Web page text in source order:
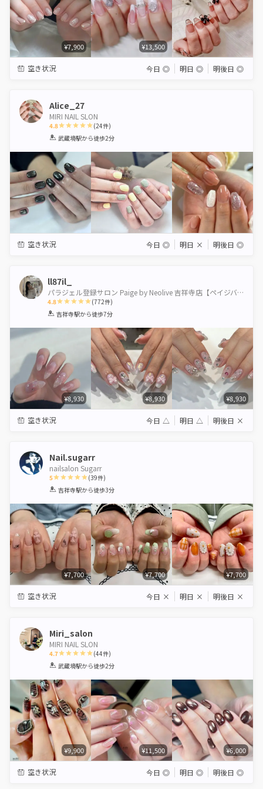
¥7,900 ¥13,500
空き状況 今日 ◎ 明日 ◎ 明後日 ◎
Alice_27
MIRI NAIL SLON
4.8
1 2 3 4 5
(24件)
武蔵境駅から徒歩2分
空き状況 今日 ◎ 明日 × 明後日 ◎
ll87il_
パラジェル登録サロン Paige by Neolive 吉祥寺店【ペイジバイネオリーブ】
4.8
1 2 3 4 5
(772件)
吉祥寺駅から徒歩7分
¥8,930 ¥8,930 ¥8,930
空き状況 今日 △ 明日 △ 明後日 ×
Nail.sugarr
nailsalon Sugarr
5
1 2 3 4 5
(39件)
吉祥寺駅から徒歩3分
¥7,700 ¥7,700 ¥7,700
空き状況 今日 × 明日 × 明後日 ×
Miri_salon
MIRI NAIL SLON
4.7
1 2 3 4 5
(44件)
武蔵境駅から徒歩2分
¥9,900 ¥11,500 ¥6,000
空き状況 今日 ◎ 明日 ◎ 明後日 ◎